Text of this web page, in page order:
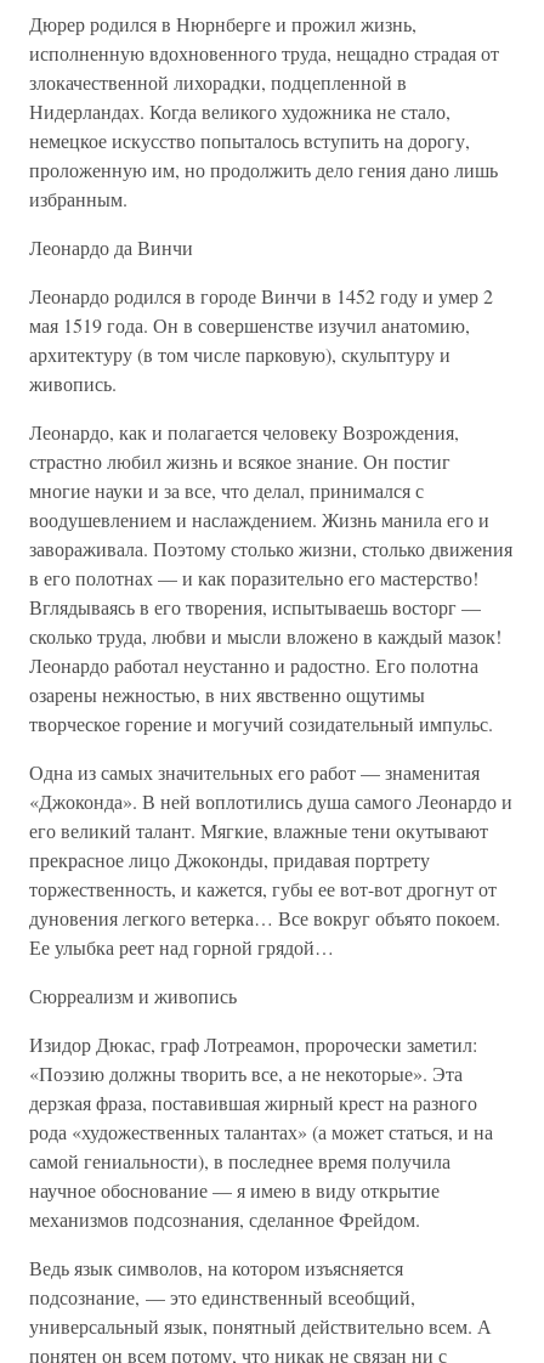
Дюрер родился в Нюрнберге и прожил жизнь,
исполненную вдохновенного труда, нещадно страдая от
злокачественной лихорадки, подцепленной в
Нидерландах. Когда великого художника не стало,
немецкое искусство попыталось вступить на дорогу,
проложенную им, но продолжить дело гения дано лишь
избранным.
Леонардо да Винчи
Леонардо родился в городе Винчи в 1452 году и умер 2
мая 1519 года. Он в совершенстве изучил анатомию,
архитектуру (в том числе парковую), скульптуру и
живопись.
Леонардо, как и полагается человеку Возрождения,
страстно любил жизнь и всякое знание. Он постиг
многие науки и за все, что делал, принимался с
воодушевлением и наслаждением. Жизнь манила его и
завораживала. Поэтому столько жизни, столько движения
в его полотнах — и как поразительно его мастерство!
Вглядываясь в его творения, испытываешь восторг —
сколько труда, любви и мысли вложено в каждый мазок!
Леонардо работал неустанно и радостно. Его полотна
озарены нежностью, в них явственно ощутимы
творческое горение и могучий созидательный импульс.
Одна из самых значительных его работ — знаменитая
«Джоконда». В ней воплотились душа самого Леонардо и
его великий талант. Мягкие, влажные тени окутывают
прекрасное лицо Джоконды, придавая портрету
торжественность, и кажется, губы ее вот-вот дрогнут от
дуновения легкого ветерка… Все вокруг объято покоем.
Ее улыбка реет над горной грядой…
Сюрреализм и живопись
Изидор Дюкас, граф Лотреамон, пророчески заметил:
«Поэзию должны творить все, а не некоторые». Эта
дерзкая фраза, поставившая жирный крест на разного
рода «художественных талантах» (а может статься, и на
самой гениальности), в последнее время получила
научное обоснование — я имею в виду открытие
механизмов подсознания, сделанное Фрейдом.
Ведь язык символов, на котором изъясняется
подсознание, — это единственный всеобщий,
универсальный язык, понятный действительно всем. А
понятен он всем потому, что никак не связан ни с